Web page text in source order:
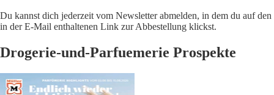
Du kannst dich jederzeit vom Newsletter abmelden, in dem du auf den
in der E-Mail enthaltenen Link zur Abbestellung klickst.
Drogerie-und-Parfuemerie Prospekte